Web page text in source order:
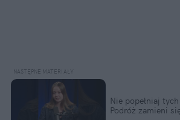
Nie popełniaj
Podróż zamieni